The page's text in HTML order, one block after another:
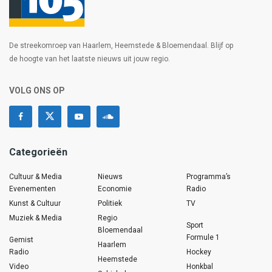
De streekomroep van Haarlem, Heemstede & Bloemendaal. Blijf op
de hoogte van het laatste nieuws uit jouw regio.
VOLG ONS OP
Categorieën
Cultuur & Media
Evenementen
Kunst & Cultuur
Muziek & Media
Gemist
Radio
Video
Nieuws
Economie
Politiek
Regio
Bloemendaal
Haarlem
Heemstede
Programma’s
Radio
TV
Sport
Formule 1
Hockey
Honkbal